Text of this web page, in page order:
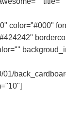
color="#000"
01/